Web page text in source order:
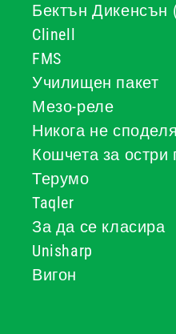
Бектън Дикенсън
Clinell
FMS
Училищен пакет
Мезо-реле
Никога не
Кошчета за остри
Терумо
Taqler
За да се класира
Unisharp
Вигон